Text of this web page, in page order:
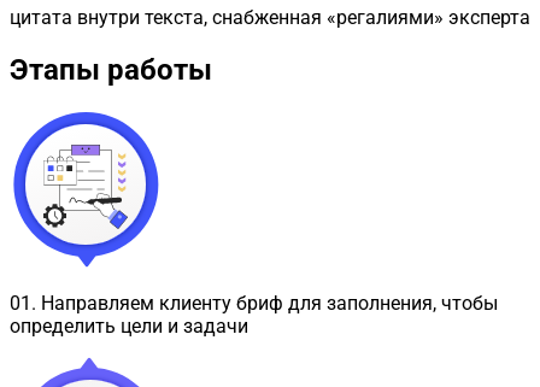
цитата внутри текста, снабженная «регалиями» эксперта
Этапы работы
01 . Направляем клиенту бриф для заполнения, чтобы
определить цели и задачи